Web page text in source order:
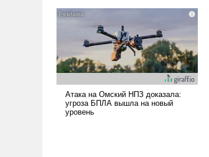
Сложившаяся ситуация
означает многолетний период
уязвимости США, например,
перед Китаем.